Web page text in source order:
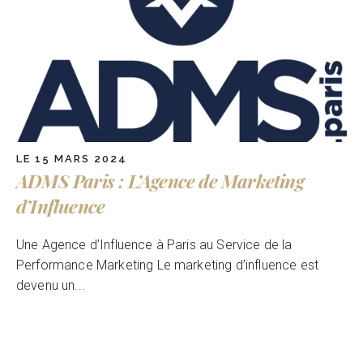
LE 15 MARS 2024
ADMS Paris : L’Agence de Marketing
d’Influence
Une Agence d’Influence à Paris au Service de la
Performance Marketing Le marketing d’influence est
devenu un...